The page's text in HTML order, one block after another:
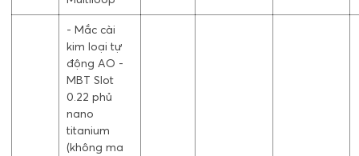
- Mắc cài
kim loại tự
động AO -
MBT Slot
0.22 phủ
nano
titanium
(không ma